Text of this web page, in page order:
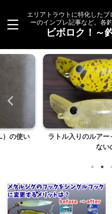
エリアトラウトに特化した
ーのインプレ記事など。各
ビボロク！～
の使い
ラトル入りのルア
ない